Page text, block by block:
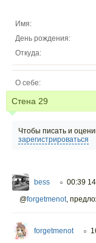
Имя:
День рождения:
Откуда:
О себе:
Стена 29
Чтобы писать и
зарегистрироваться
bess ○ 00:39
@forgetmenot,
forgetmenot ○